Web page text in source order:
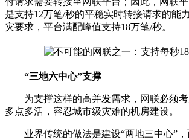
是支持12万笔/秒的平稳实时转接请求的能
灾要求，平台满配峰值支持18万笔/秒。
“三地六中心”支撑
为支撑这样的高并发需求，网联必须考
多点多活，容忍城市级灾难的机房建设。
业界传统的做法是建设“两地三中心”，